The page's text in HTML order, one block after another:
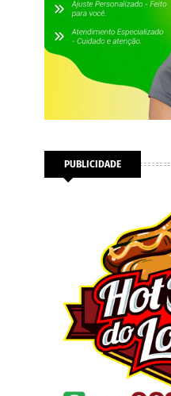
PUBLICIDADE